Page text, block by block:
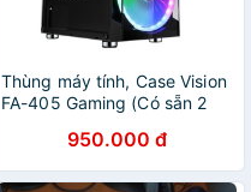
Thùng máy tính, Case Vision
FA-405 Gaming (Có sẵn 2
12cm LED RGB, Mặt trước
kính cường lực)
950.000 đ